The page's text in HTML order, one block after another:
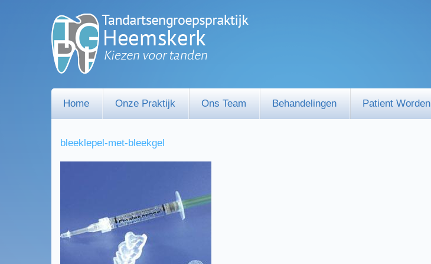
Home Onze Praktijk Ons Team Behandelingen Patient Worden
bleeklepel-met-bleekgel